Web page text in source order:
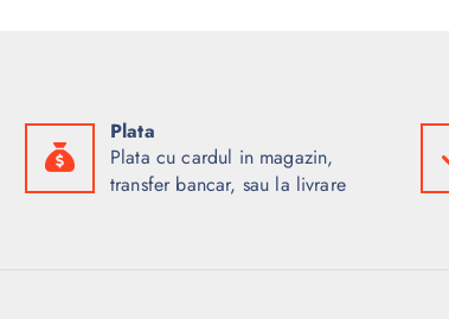
Plata
Plata cu cardul in magazin,
transfer bancar, sau la livrare